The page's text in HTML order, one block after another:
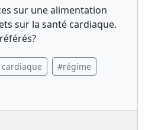
sur une alimentation
sur la santé cardiaque.
#régime